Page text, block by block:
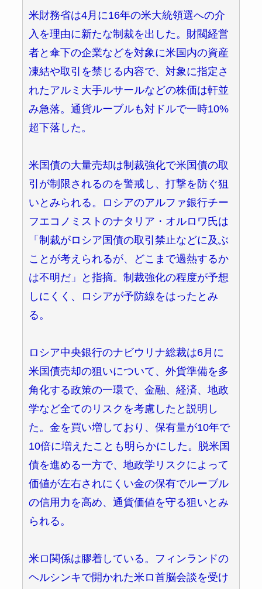
米財務省は4月に16年の米大統領選への介
入を理由に新たな制裁を出した。財閥経営
者と傘下の企業などを対象に米国内の資産
凍結や取引を禁じる内容で、対象に指定さ
れたアルミ大手ルサールなどの株価は軒並
み急落。通貨ルーブルも対ドルで一時10%
超下落した。
米国債の大量売却は制裁強化で米国債の取
引が制限されるのを警戒し、打撃を防ぐ狙
いとみられる。ロシアのアルファ銀行チー
フエコノミストのナタリア・オルロワ氏は
「制裁がロシア国債の取引禁止などに及ぶ
ことが考えられるが、どこまで過熱するか
は不明だ」と指摘。制裁強化の程度が予想
しにくく、ロシアが予防線をはったとみ
る。
ロシア中央銀行のナビウリナ総裁は6月に
米国債売却の狙いについて、外貨準備を多
角化する政策の一環で、金融、経済、地政
学など全てのリスクを考慮したと説明し
た。金を買い増しており、保有量が10年で
10倍に増えたことも明らかにした。脱米国
債を進める一方で、地政学リスクによって
価値が左右されにくい金の保有でルーブル
の信用力を高め、通貨価値を守る狙いとみ
られる。
米ロ関係は膠着している。フィンランドの
ヘルシンキで開かれた米ロ首脳会談を受け